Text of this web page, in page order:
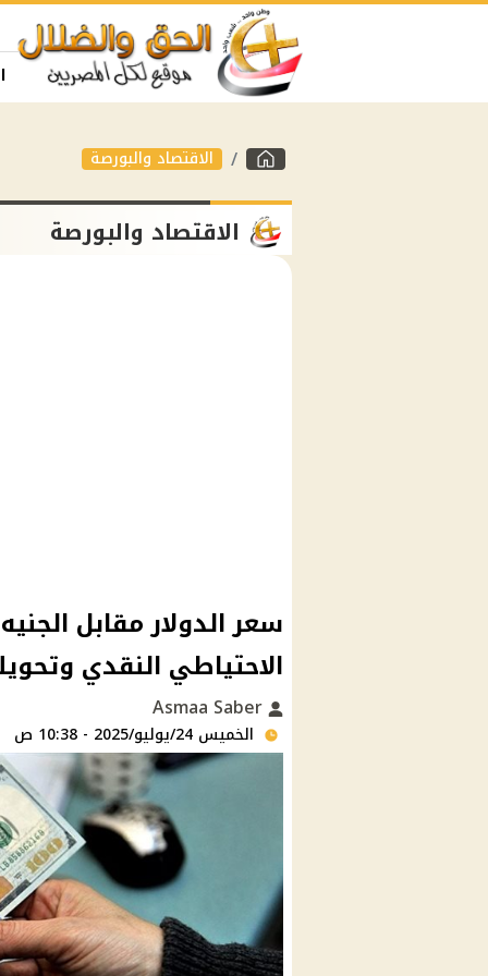
الاقتصاد والبورصة
الاقتصاد والبورصة
سعر الدولار مقابل
الاحتياطي النقدي
الخميس 24/يوليو/2025 - 10:38 ص